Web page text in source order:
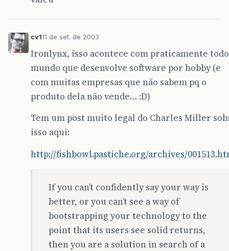
cv111 de set. de 2003
Ironlynx, isso acontece com praticamente todo
mundo que desenvolve software por hobby (e
com muitas empresas que não sabem pq o
produto dela não vende… :D)
Tem um post muito legal do Charles Miller
isso aqui:
http://fishbowl.pastiche.org/archives/
If you can’t confidently say your way is
better, or you can’t see a way of
bootstrapping your technology to the
point that its users see solid returns,
then you are a solution in search of a